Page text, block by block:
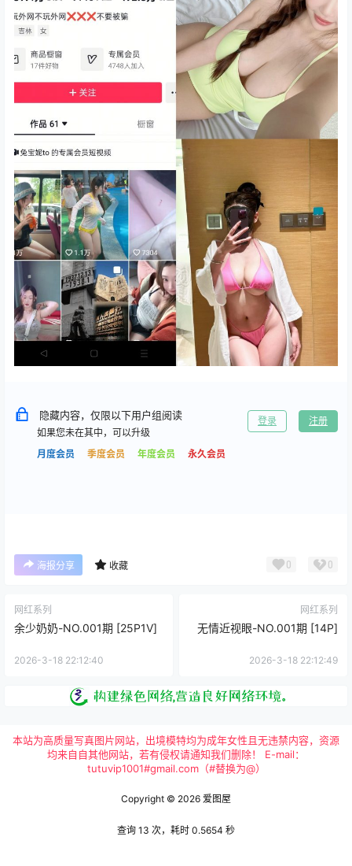
隐藏内容，仅限以下用户组阅读
如果您未在其中，可以升级
月度会员
季度会员 年度会员 永久会员
登录 注册
海报分享 收藏 0 0
网红系列
余少奶奶-NO.001期 [25P1V]
2026-3-18 22:12:40
网红系列
无情近视眼-NO.001期 [14P]
2026-3-18 22:12:49
本站为高质量写真图片网站，出境模特均为成年女性且无违禁内容，资源
均来自自其他网站，若有侵权请通知我们删除！ E-mail：
tutuvip1001#gmail.com（#替换为@）
Copyright © 2026 爱图屋
查询 13 次，耗时 0.5654 秒